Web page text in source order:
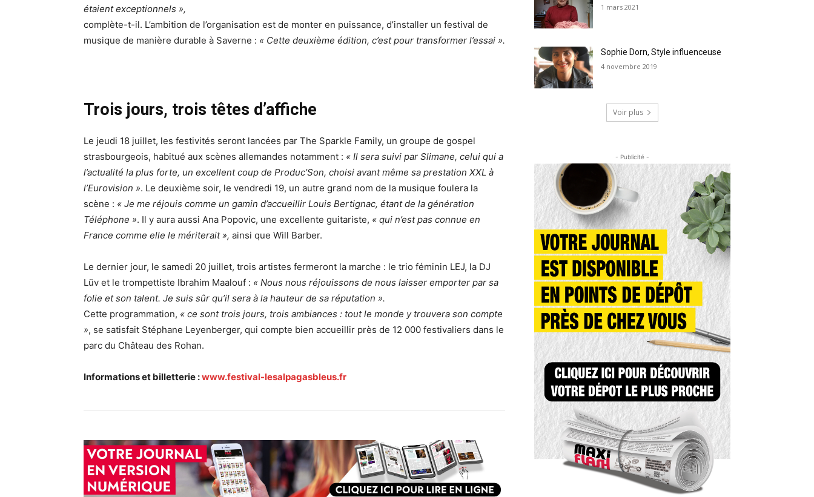
étaient exceptionnels »,
complète-t-il. L’ambition de l’organisation est de monter en puissance, d’installer un festival de
musique de manière durable à Saverne : « Cette deuxième édition, c’est pour transformer l’essai ».
Trois jours, trois têtes d’affiche
Le jeudi 18 juillet, les festivités seront lancées par The Sparkle Family, un groupe de gospel
strasbourgeois, habitué aux scènes allemandes notamment : « Il sera suivi par Slimane, celui qui a
l’actualité la plus forte, un excellent coup de Produc’Son, choisi avant même sa prestation XXL à
l’Eurovision ». Le deuxième soir, le vendredi 19, un autre grand nom de la musique foulera la
scène : « Je me réjouis comme un gamin d’accueillir Louis Bertignac, étant de la génération
Téléphone ». Il y aura aussi Ana Popovic, une excellente guitariste, « qui n’est pas connue en
France comme elle le mériterait », ainsi que Will Barber.
Le dernier jour, le samedi 20 juillet, trois artistes fermeront la marche : le trio féminin LEJ, la DJ
Lüv et le trompettiste Ibrahim Maalouf : « Nous nous réjouissons de nous laisser emporter par sa
folie et son talent. Je suis sûr qu’il sera à la hauteur de sa réputation ».
Cette programmation, « ce sont trois jours, trois ambiances : tout le monde y trouvera son compte
», se satisfait Stéphane Leyenberger, qui compte bien accueillir près de 12 000 festivaliers dans le
parc du Château des Rohan.
Informations et billetterie :www.festival-lesalpagasbleus.fr
1 mars 2021
Sophie Dorn, Style influenceuse
4 novembre 2019
Voir plus
- Publicité -